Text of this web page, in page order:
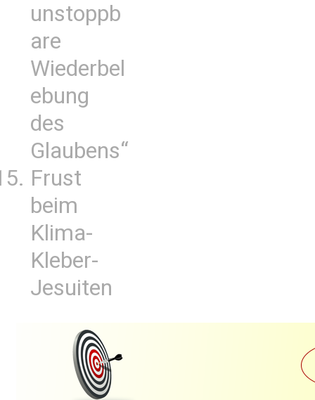
unstoppb
are
Wiederbel
ebung
des
Glaubens“
Frust
beim
Klima-
Kleber-
Jesuiten